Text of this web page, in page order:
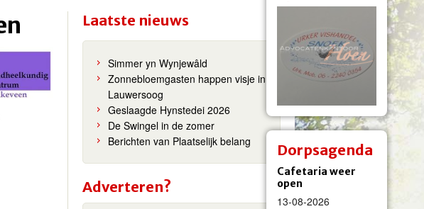
Dorpsagenda
Cafetaria weer
open
13-08-2026
Laatste nieuws
Simmer yn Wynjewâld
Zonnebloemgasten happen visje in
Lauwersoog
Geslaagde Hynstedei 2026
De Swingel in de zomer
Berichten van Plaatselijk belang
Adverteren?